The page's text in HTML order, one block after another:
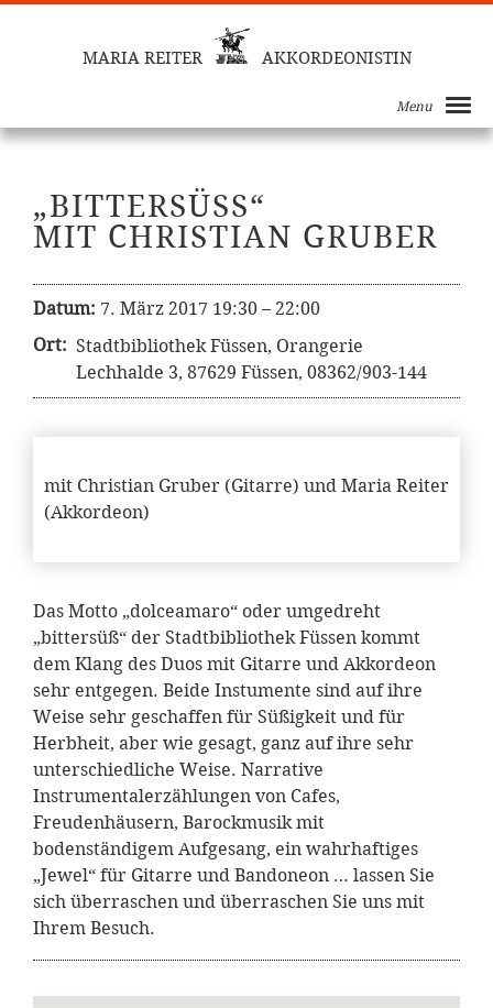
MARIA REITER AKKORDEONISTIN
Menu
„BITTERSÜSS“
MIT CHRISTIAN GRUBER
Datum: 7. März 2017 19:30 – 22:00
Ort: Stadtbibliothek Füssen, Orangerie
Lechhalde 3, 87629 Füssen, 08362/903-144
mit Christian Gruber (Gitarre) und Maria Reiter
(Akkordeon)
Das Motto „dolceamaro“ oder umgedreht
„bittersüß“ der Stadtbibliothek Füssen kommt
dem Klang des Duos mit Gitarre und Akkordeon
sehr entgegen. Beide Instumente sind auf ihre
Weise sehr geschaffen für Süßigkeit und für
Herbheit, aber wie gesagt, ganz auf ihre sehr
unterschiedliche Weise. Narrative
Instrumentalerzählungen von Cafes,
Freudenhäusern, Barockmusik mit
bodenständigem Aufgesang, ein wahrhaftiges
„Jewel“ für Gitarre und Bandoneon … lassen Sie
sich überraschen und überraschen Sie uns mit
Ihrem Besuch.